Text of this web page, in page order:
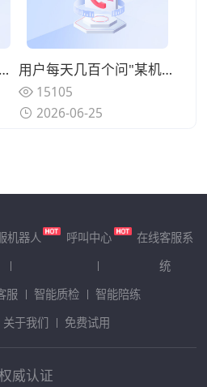
售后投诉多要不要上线呼叫中心系统？规范来电处理标准 用户每天几百个问"某机型回收多少钱"、人工查型号报价慢还漏单？用智能电话呼叫中心系统自动识别型号并实时报价
15105
2026-06-25
机器人 呼叫中心
在线客服系
统
服 智能质检
智能陪练
关于我们 免费试用
威认证